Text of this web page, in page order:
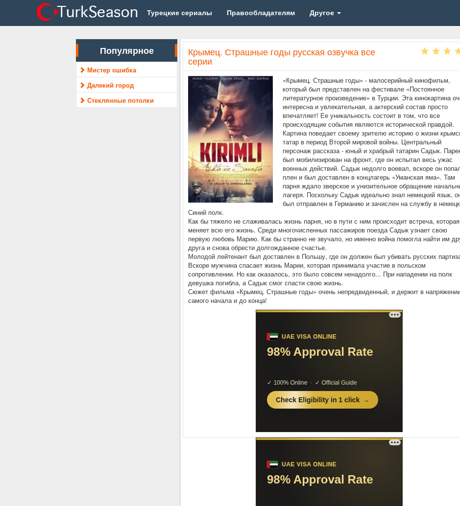
Турецкие сериалы Правообладателям Другое
Популярное
Мистер ошибка
Далекий город
Стеклянные потолки
Крымец. Страшные годы русская озвучка все
серии
«Крымец. Страшные годы» - малосерийный кинофильм,
который был представлен на фестивале «Постоянное
литературное произведение» в Турции. Эта кинокартина
интересна и увлекательная, а актерский состав просто
впечатляет! Ее уникальность состоит в том, что все
происходящие события являются исторической правдой.
Картина поведает своему зрителю историю о жизни
татар в период Второй мировой войны. Центральный
персонаж рассказа - юный и храбрый татарин Садык.
был мобилизирован на фронт, где он испытал весь ужас
военных действий. Садык недолго воевал, вскоре он
плен и был доставлен в концлагерь «Уманская яма». Там
парня ждало зверское и унизительное обращение
лагеря. Поскольку Садык идеально знал немецкий язык,
был отправлен в Германию и зачислен на службу в
Синий полк.
Как бы тяжело не слаживалась жизнь парня, но в пути с ним происходит встреча, которая
меняет всю его жизнь. Среди многочисленных пассажиров поезда Садык узнает свою
первую любовь Марию. Как бы странно не звучало, но именно война помогла найти им
друга и снова обрести долгожданное счастье.
Молодой лейтенант был доставлен в Польшу, где он должен был убивать русских
Вскоре мужчина спасает жизнь Марии, которая принимала участие в польском
сопротивлении. Но как оказалось, это было совсем ненадолго... При нападении на полк
девушка погибла, а Садык смог спасти свою жизнь.
Сюжет фильма «Крымец. Страшные годы» очень непредвиденный, и держит в
самого начала и до конца!